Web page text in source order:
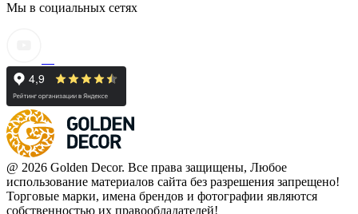
Мы в социальных сетях
@ 2026 Golden Decor. Все права защищены, Любое
использование материалов сайта без разрешения запрещено!
Торговые марки, имена брендов и фотографии являются
собственностью их правообладателей!